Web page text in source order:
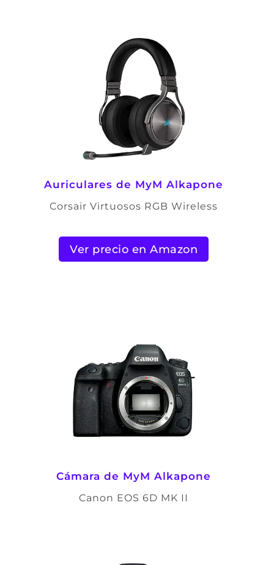
Auriculares de MyM Alkapone
Corsair Virtuosos RGB Wireless
Ver precio en Amazon
Cámara de MyM Alkapone
Canon EOS 6D MK II